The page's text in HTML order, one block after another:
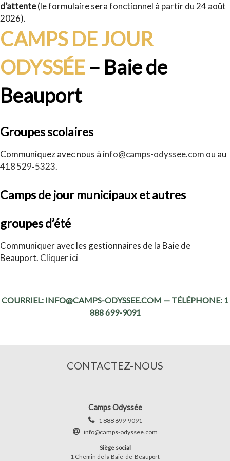
d’attente(le formulaire sera fonctionnel à partir du 24 août
2026).
CAMPS DE JOUR
ODYSSÉE – Baie de
Beauport
Groupes scolaires
Communiquez avec nous à info@camps-odyssee.com ou au
418 529‑5323.
Camps de jour municipaux et autres
groupes d’été
Communiquer avec les gestionnaires de la Baie de
Beauport. Cliquer ici
COURRIEL: INFO@CAMPS-ODYSSEE.COM — TÉLÉPHONE: 1
888 699-9091
CONTACTEZ-NOUS
Camps Odyssée
1 888 699-9091
info@camps-odyssee.com
Siège social
1 Chemin de la Baie-de-Beauport